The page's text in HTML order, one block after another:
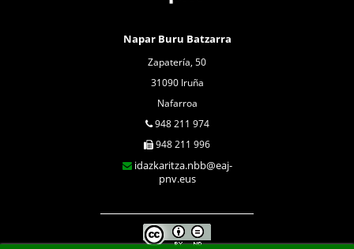
Napar Buru Batzarra
Zapatería, 50
31090 Iruña
Nafarroa
948 211 974
948 211 996
idazkaritza.nbb@eaj-
pnv.eus